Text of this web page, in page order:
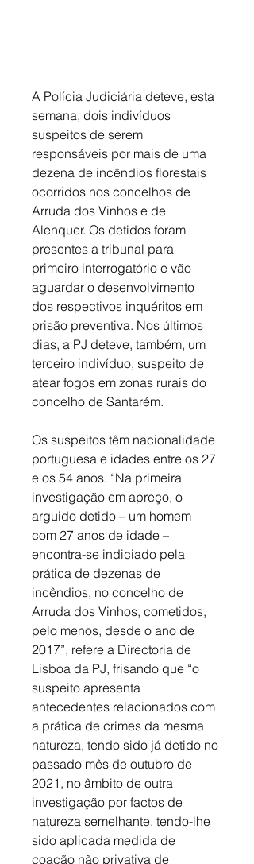
A Polícia Judiciária deteve, esta
semana, dois indivíduos
suspeitos de serem
responsáveis por mais de uma
dezena de incêndios florestais
ocorridos nos concelhos de
Arruda dos Vinhos e de
Alenquer. Os detidos foram
presentes a tribunal para
primeiro interrogatório e vão
aguardar o desenvolvimento
dos respectivos inquéritos em
prisão preventiva. Nos últimos
dias, a PJ deteve, também, um
terceiro indivíduo, suspeito de
atear fogos em zonas rurais do
concelho de Santarém.
Os suspeitos têm nacionalidade
portuguesa e idades entre os 27
e os 54 anos. “Na primeira
investigação em apreço, o
arguido detido – um homem
com 27 anos de idade –
encontra-se indiciado pela
prática de dezenas de
incêndios, no concelho de
Arruda dos Vinhos, cometidos,
pelo menos, desde o ano de
2017”, refere a Directoria de
Lisboa da PJ, frisando que “o
suspeito apresenta
antecedentes relacionados com
a prática de crimes da mesma
natureza, tendo sido já detido no
passado mês de outubro de
2021, no âmbito de outra
investigação por factos de
natureza semelhante, tendo-lhe
sido aplicada medida de
coação não privativa de